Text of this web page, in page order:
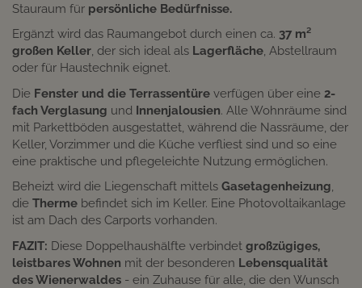
Stauraum für persönliche Bedürfnisse.
Ergänzt wird das Raumangebot durch einen ca. 37 m²
großen Keller, der sich ideal als Lagerfläche, Abstellraum
oder für Haustechnik eignet.
Die Fenster und die Terrassentüre verfügen über eine 2-
fach Verglasung und Innenjalousien. Alle Wohnräume sind
mit Parkettböden ausgestattet, während die Nassräume, der
Keller, Vorzimmer und die Küche verfliest sind und so eine
eine praktische und pflegeleichte Nutzung ermöglichen.
Beheizt wird die Liegenschaft mittels Gasetagenheizung,
die Therme befindet sich im Keller. Eine Photovoltaikanlage
ist am Dach des Carports vorhanden.
FAZIT: Diese Doppelhaushälfte verbindet großzügiges,
leistbares Wohnen mit der besonderen Lebensqualität
des Wienerwaldes - ein Zuhause für alle, die den Wunsch